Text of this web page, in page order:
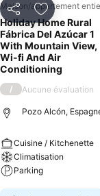
PartagerAjouter à
Maison/appartement
Holiday Home Rural
Fábrica Del Azúcar 1
With Mountain View,
Wi-fi And Air
Conditioning
/ Aucune évaluation
Pozo Alcón,
Cuisine / Kitchenette
Climatisation
Parking